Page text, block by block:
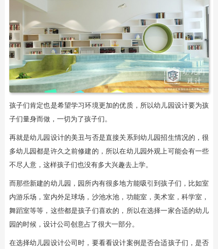
孩子们肯定也是希望学习环境更加的优质，所以幼儿园设计要为孩
子们量身而做，一切为了孩子们。
再就是幼儿园设计的美丑与否是直接关系到幼儿园招生情况的，很
多幼儿园都是许久之前修建的，所以在幼儿园外观上可能会有一些
不尽人意，这样孩子们也没有多大兴趣去上学。
而那些新建的幼儿园，园所内有很多地方能吸引到孩子们，比如室
内游乐场，室内外足球场，沙池水池，功能室，美术室，科学室，
舞蹈室等等，这些都是孩子们喜欢的，所以在选择一家合适的幼儿
园的时候，设计公司创意占了很大一部分。
在选择幼儿园设计公司时，要看看设计案例是否合适孩子们，是否